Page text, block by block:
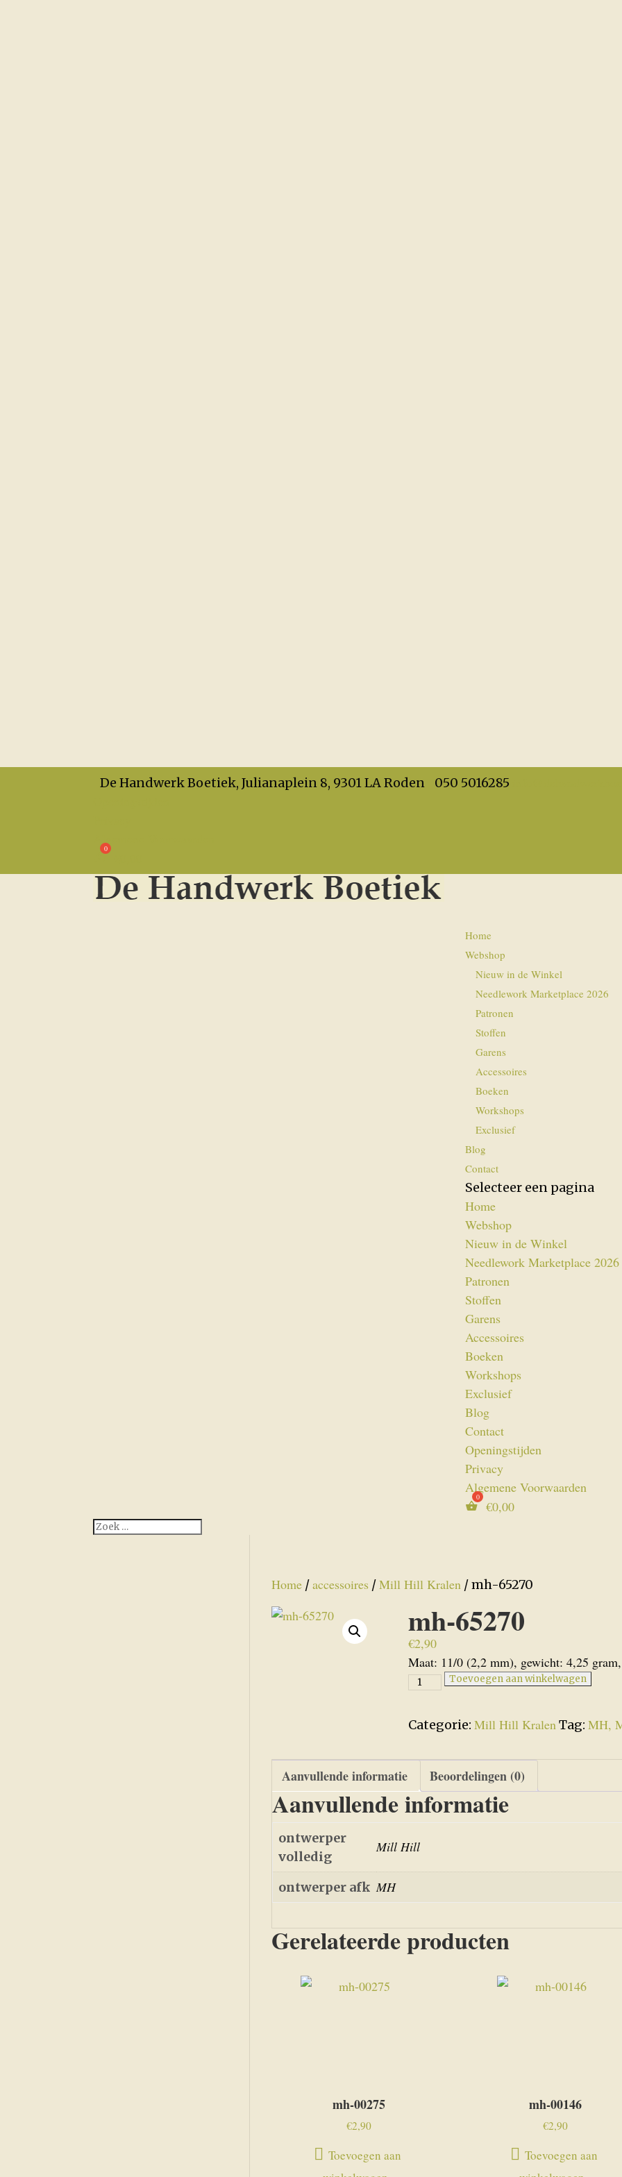
De Handwerk Boetiek, Julianaplein 8, 9301 LA Roden 050 5016285
Algemene Voorwaarden
Home
Webshop
Nieuw in de Winkel
Needlework Marketplace 2026
Patronen
Stoffen
Garens
Accessoires
Boeken
Workshops
Exclusief
Blog
Contact
Selecteer een pagina
Home
Webshop
Nieuw in de Winkel
Needlework Marketplace 2026
Patronen
Stoffen
Garens
Accessoires
Boeken
Workshops
Exclusief
Blog
Contact
Openingstijden
Privacy
Algemene Voorwaarden
€0,00
Home /accessoires /Mill Hill Kralen / mh-65270
mh-65270
€2,90
Maat: 11/0 (2,2 mm), gewicht: 4,25
mh-
aantal
Toevoegen aan winkelwagen
Categorie: Mill Hill KralenTag: MH,
Aanvullende informatie Beoordelingen (0)
Aanvullende informatie
ontwerper
volledig
Mill Hill
ontwerper afk MH
Gerelateerde producten
mh-00275
€2,90
Toevoegen aan
mh-00146
€2,90
Toevoegen aan